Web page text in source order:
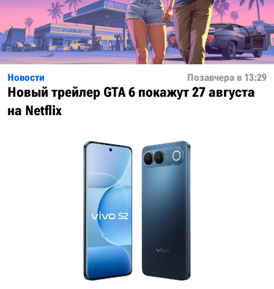
Новости Позавчера в 13:29
Новый трейлер GTA 6 покажут 27 августа
на Netflix